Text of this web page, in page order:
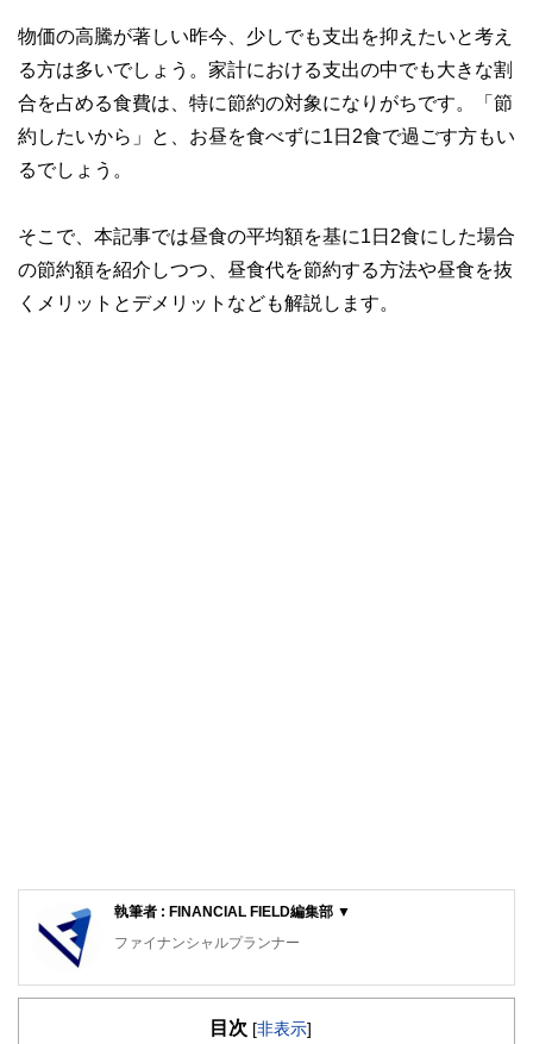
物価の高騰が著しい昨今、少しでも支出を抑えたいと考え
る方は多いでしょう。家計における支出の中でも大きな割
合を占める食費は、特に節約の対象になりがちです。「節
約したいから」と、お昼を食べずに1日2食で過ごす方もい
るでしょう。
そこで、本記事では昼食の平均額を基に1日2食にした場合
の節約額を紹介しつつ、昼食代を節約する方法や昼食を抜
くメリットとデメリットなども解説します。
執筆者 : FINANCIAL FIELD編集部 ▼
ファイナンシャルプランナー
FinancialField編集部は、金融、経済に関する記事を、日々
知識がない方でも理解できるようわかりやすく発信していま
目次 [非表示]